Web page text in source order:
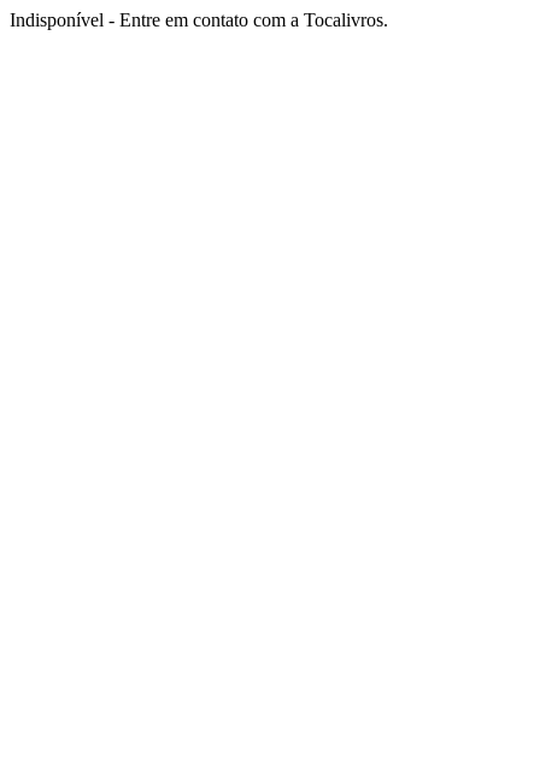
Indisponível - Entre em contato com a Tocalivros.